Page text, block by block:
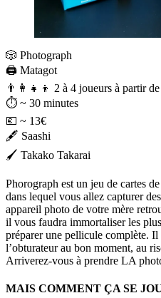
🎲 Photograph
🖨️ Matagot
👨‍👩‍👧‍👦 2 à 4 joueurs à partir de
⏱️ ~ 30 minutes
💶 ~ 13€ ⠀
🖋️ Saashi
🖌️ Takako Takarai
Phorograph est un jeu de cartes
dans lequel vous allez capturer
appareil photo de votre mère
il vous faudra immortaliser les
préparer une pellicule complète.
l’obturateur au bon moment, au
Arriverez-vous à prendre LA
MAIS COMMENT ÇA SE